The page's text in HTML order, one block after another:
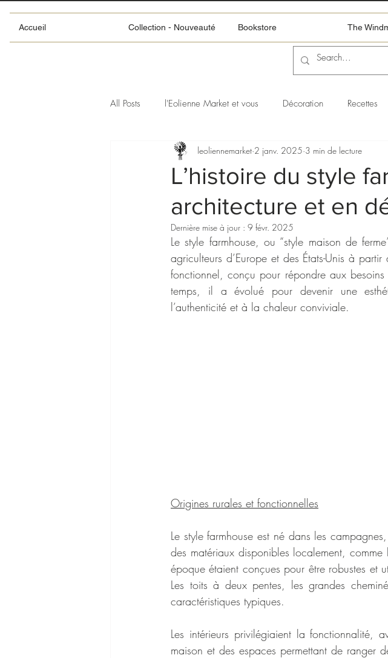
Accueil Collection - Nouveauté Bookstore The
All Posts l'Eolienne Market et vous Décoration Recettes
L’histoire du style
architecture et en
leoliennemarket 2 janv. 2025 3 min de lecture
Dernière mise à jour : 9 févr. 2025
Le style farmhouse, ou “style maison de
agriculteurs d’Europe et des États-Unis à
fonctionnel, conçu pour répondre aux
temps, il a évolué pour devenir une
l’authenticité et à la chaleur conviviale.
Origines rurales et fonctionnelles
Le style farmhouse est né dans les
des matériaux disponibles localement,
époque étaient conçues pour être robustes et
Les toits à deux pentes, les grandes
caractéristiques typiques.
Les intérieurs privilégiaient la
maison et des espaces permettant de ranger